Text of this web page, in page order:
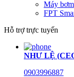
Máy bơm
FPT
Hỗ trợ trực tuyến
NHƯ LỆ
0903996887